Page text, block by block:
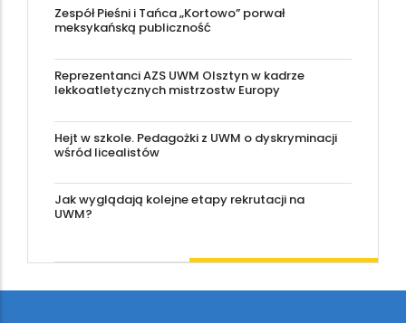
Zespół Pieśni i Tańca „Kortowo” porwał
meksykańską publiczność
Reprezentanci AZS UWM Olsztyn w kadrze
lekkoatletycznych mistrzostw Europy
Hejt w szkole. Pedagożki z UWM o dyskryminacji
wśród licealistów
Jak wyglądają kolejne etapy rekrutacji na
UWM?